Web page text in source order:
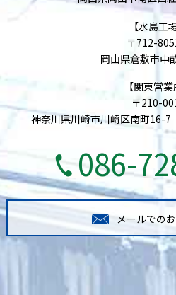
【水島工
〒712-
岡山県倉敷市中
【関東営業
〒210-
神奈川県川崎市川崎区南町16-
086-
メールでの